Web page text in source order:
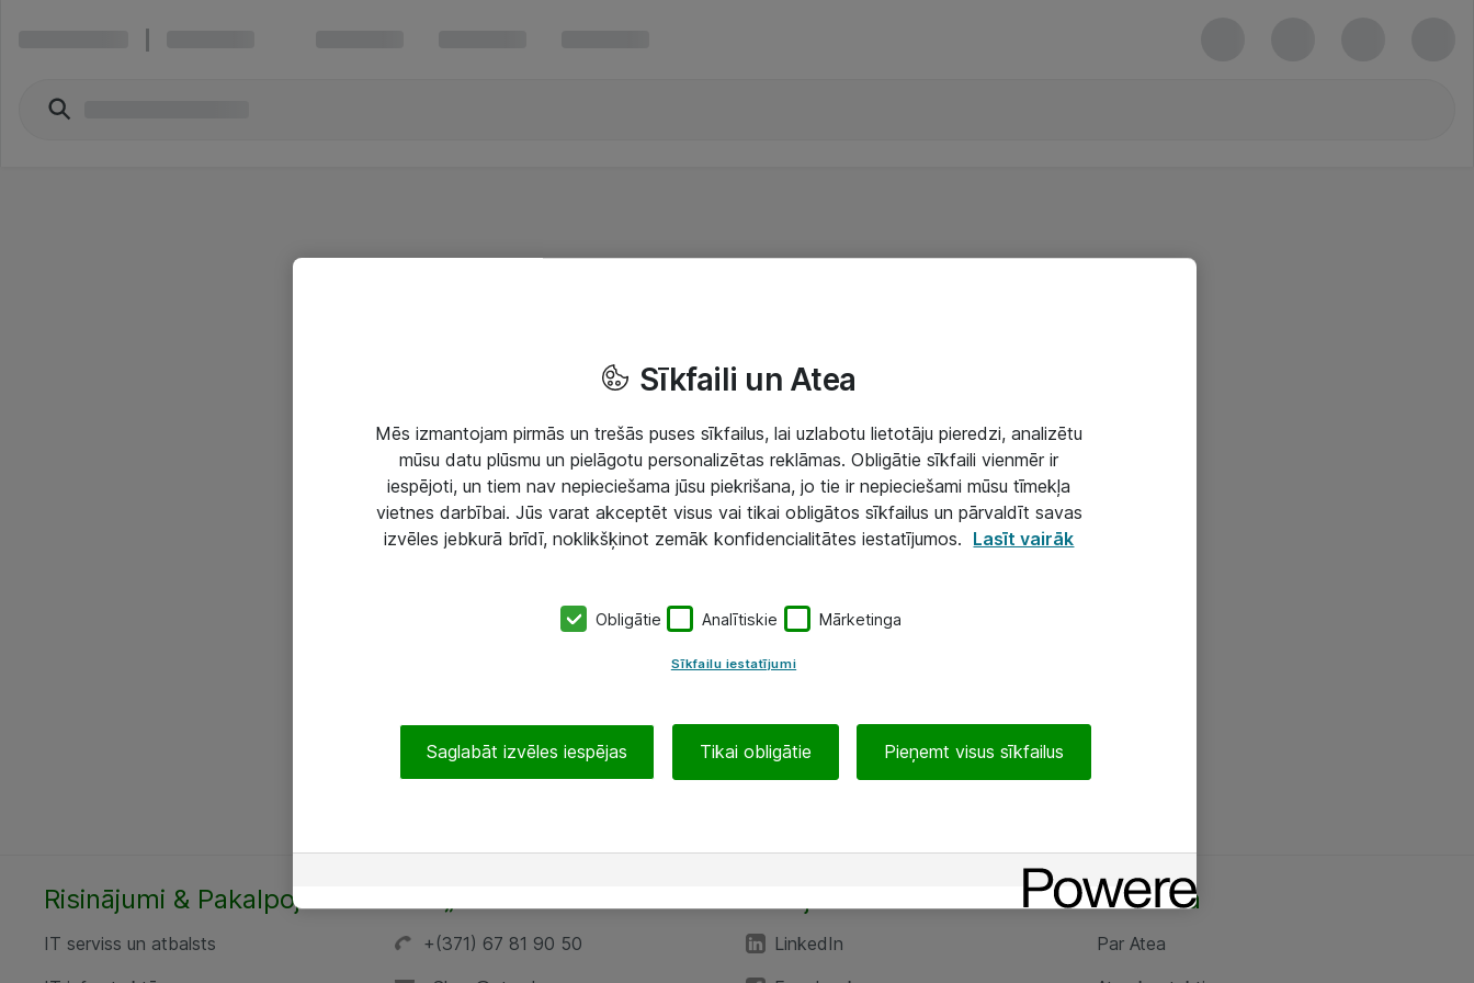
Risinājumi & Pakalpojumi
IT serviss un atbalsts
+(371) 67 81 90 50
LinkedIn
Par Atea
Par Atea
Sīkfaili un Atea
Mēs izmantojam pirmās un trešās puses sīkfailus, lai uzlabotu lietotāju pieredzi, analizētu
mūsu datu plūsmu un pielāgotu personalizētas reklāmas. Obligātie sīkfaili vienmēr ir
iespējoti, un tiem nav nepieciešama jūsu piekrišana, jo tie ir nepieciešami mūsu tīmekļa
vietnes darbībai. Jūs varat akceptēt visus vai tikai obligātos sīkfailus un pārvaldīt savas
izvēles jebkurā brīdī, noklikšķinot zemāk konfidencialitātes iestatījumos. Lasīt vairāk
Obligātie Analītiskie Mārketinga
Sīkfailu iestatījumi
Saglabāt izvēles iespējas Tikai obligātie Pieņemt visus sīkfailus